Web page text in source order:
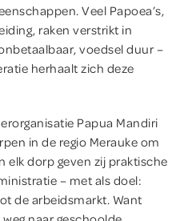
Contact
Veel Papoea’s,
raken verstrikt in
voedsel duur –
herhaalt zich deze
Papua Mandiri
in de regio Merauke om
elk dorp geven zij praktische
– met als doel:
de arbeidsmarkt. Want